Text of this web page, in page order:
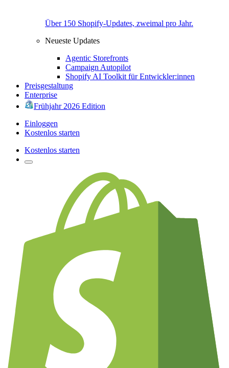
Über 150 Shopify-Updates, zweimal pro Jahr.
Neueste Updates
Agentic Storefronts
Campaign Autopilot
Shopify AI Toolkit für Entwickler:innen
Preisgestaltung
Enterprise
Frühjahr 2026 Edition
Einloggen
Kostenlos starten
Kostenlos starten